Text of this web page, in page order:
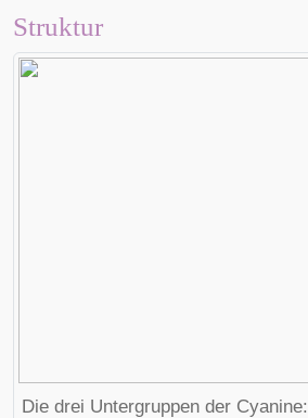
Struktur
Die drei Untergruppen der Cyanine: